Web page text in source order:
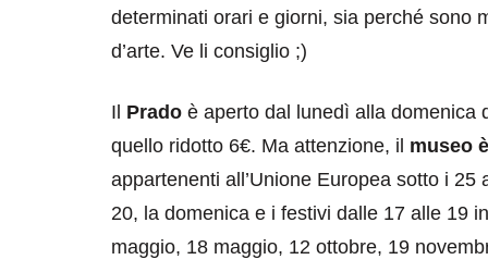
determinati orari e giorni, sia perché sono
d’arte. Ve li consiglio ;)
Il Prado è aperto dal lunedì alla domenica
quello ridotto 6€. Ma attenzione, il museo
appartenenti all’Unione Europea sotto i
20, la domenica e i festivi dalle 17 alle 19
maggio, 18 maggio, 12 ottobre, 19